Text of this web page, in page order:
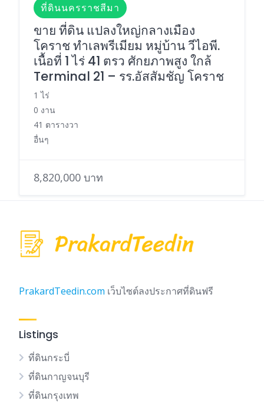
ที่ดินนครราชสีมา
ขาย ที่ดิน แปลงใหญ่กลางเมือง
โคราช ทำเลพรีเมียม หมู่บ้าน วีไอพี.
เนื้อที่ 1 ไร่ 41 ตรว ศักยภาพสูง ใกล้
Terminal 21 – รร.อัสสัมชัญ โคราช
1 ไร่
0 งาน
41 ตารางวา
อื่นๆ
8,820,000 บาท
PrakardTeedin.com เว็บไซต์ลงประกาศที่ดินฟรี
Listings
ที่ดินกระบี่
ที่ดินกาญจนบุรี
ที่ดินกรุงเทพ